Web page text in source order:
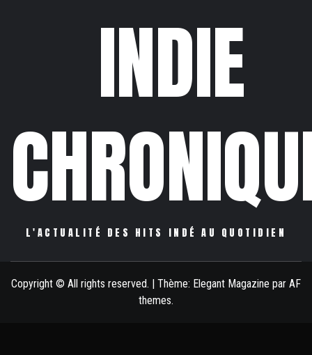
INDIE
L'ACTUALITÉ DES HITS INDÉ AU QUOTIDIEN
Copyright © All rights reserved. | Thème: Elegant Magazine par AF
themes.